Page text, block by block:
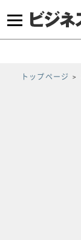
トップページ